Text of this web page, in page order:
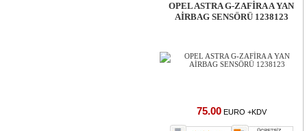
OPEL ASTRA G-ZAFİRA A YAN
AİRBAG SENSÖRÜ 1238123
75.00 EURO +KDV